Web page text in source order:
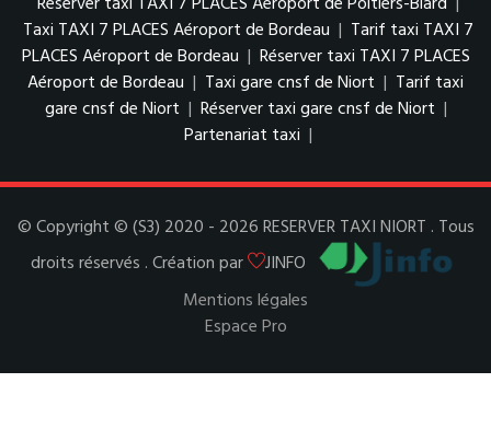
Taxi TAXI 7 PLACES Aéroport de Bordeau | Tarif taxi TAXI 7
PLACES Aéroport de Bordeau | Réserver taxi TAXI 7 PLACES
Aéroport de Bordeau | Taxi gare cnsf de Niort | Tarif taxi
gare cnsf de Niort | Réserver taxi gare cnsf de Niort |
Partenariat taxi |
© Copyright © (S3) 2020 - 2026 RESERVER TAXI NIORT . Tous
droits réservés . Création par
JINFO
Mentions légales
Espace Pro